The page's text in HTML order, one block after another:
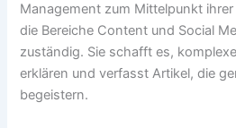
Management zum Mittelpunkt
die Bereiche Content und Social
zuständig. Sie schafft es,
erklären und verfasst Artikel, die
begeistern.